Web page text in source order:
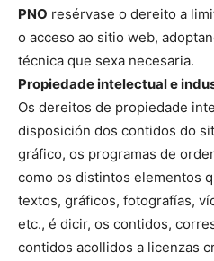
PNO resérvase o dereito a
o acceso ao sitio web,
técnica que sexa necesaria.
Propiedade intelectual e
Os dereitos de propiedade
disposición dos contidos do
gráfico, os programas de
como os distintos elementos
textos, gráficos, fotografías,
etc., é dicir, os contidos,
contidos acollidos a licenzas